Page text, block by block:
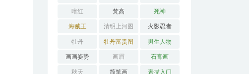
暗红 梵高 死神
海贼王 清明上河图 火影忍者
牡丹 牡丹富贵图 男生人物
画画姿势 画眉 石膏画
秋天 简笔画 素描入门